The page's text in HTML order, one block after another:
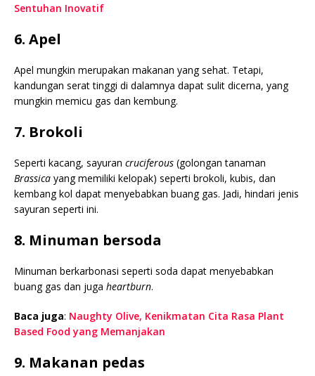
Sentuhan Inovatif
6. Apel
Apel mungkin merupakan makanan yang sehat. Tetapi,
kandungan serat tinggi di dalamnya dapat sulit dicerna, yang
mungkin memicu gas dan kembung.
7. Brokoli
Seperti kacang, sayuran cruciferous (golongan tanaman
Brassica yang memiliki kelopak) seperti brokoli, kubis, dan
kembang kol dapat menyebabkan buang gas. Jadi, hindari jenis
sayuran seperti ini.
8. Minuman bersoda
Minuman berkarbonasi seperti soda dapat menyebabkan
buang gas dan juga heartburn.
Baca juga: Naughty Olive, Kenikmatan Cita Rasa Plant
Based Food yang Memanjakan
9. Makanan pedas